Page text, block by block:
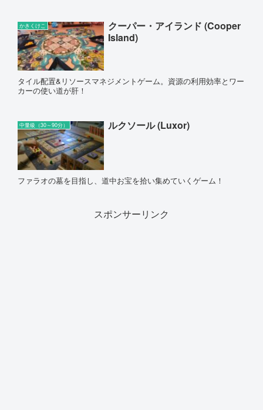
かきくけこ
クーパー・アイランド (Cooper
Island)
タイル配置&リソースマネジメントゲーム。資源の利用効率とワー
カーの使い道が肝！
中量級（30～90分） ルクソール (Luxor)
ファラオの墓を目指し、道中お宝を拾い集めていくゲーム！
スポンサーリンク